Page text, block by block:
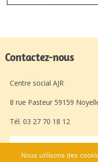
Contactez-nous
Centre social AJR
8 rue Pasteur 59159
Tél. 03 27 70 18 12
Laissez-nous un
Nous utilisons des